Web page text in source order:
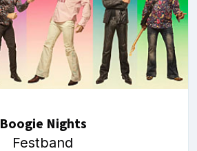
Boogie Nights
Festband